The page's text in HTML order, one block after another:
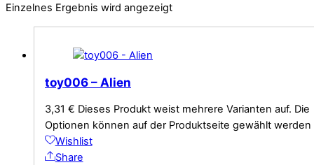
Einzelnes Ergebnis wird angezeigt
toy006 – Alien
3,31 € Dieses Produkt weist mehrere Varianten auf. Die
Optionen können auf der Produktseite gewählt werden
Wishlist
Share